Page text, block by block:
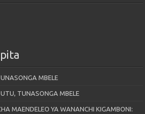
MBELE
TUNASONGA MBELE
MAENDELEO YA WANANCHI KIGAMBONI: